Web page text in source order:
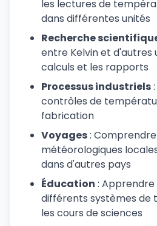
les lectures de
dans différentes unités
Recherche
entre Kelvin et d'autres
calculs et les rapports
Processus industriels
contrôles de
fabrication
Voyages:
météorologiques
dans d'autres pays
Éducation :
différents systèmes de
les cours de sciences